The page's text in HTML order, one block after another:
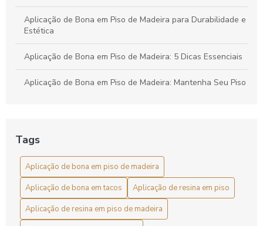
Aplicação de Bona em Piso de Madeira para Durabilidade e
Estética
Aplicação de Bona em Piso de Madeira: 5 Dicas Essenciais
Aplicação de Bona em Piso de Madeira: Mantenha Seu Piso
Aplicação de Bona em Tacos: Guia Prático
Aplicação de Bona Preço: Como Economizar
Aplicação de Bona Preço: Conheça Os Benefícios
Aplicação de Resina em Piso de Madeira
Tags
Aplicação de bona em piso de madeira
Aplicação de bona em tacos
Aplicação de resina em piso
Aplicação de resina em piso de madeira